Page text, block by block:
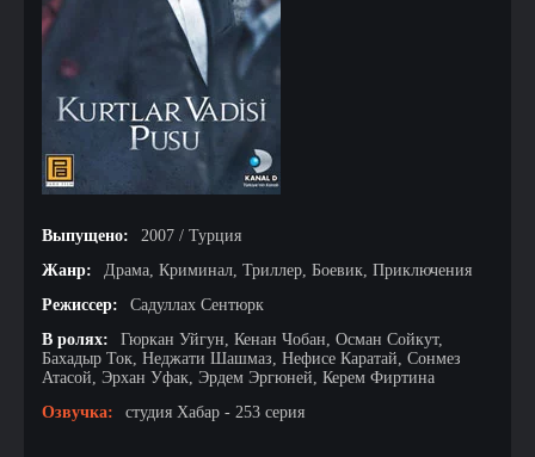
Выпущено:
2007 / Турция
Жанр:
Драма, Криминал, Триллер, Боевик, Приключения
Режиссер:
Садуллах Сентюрк
В ролях:
Гюркан Уйгун, Кенан Чобан, Осман Сойкут,
Бахадыр Ток, Неджати Шашмаз, Нефисе Каратай, Сонмез
Атасой, Эрхан Уфак, Эрдем Эргюней, Керем Фиртина
Озвучка:
студия Хабар - 253 серия